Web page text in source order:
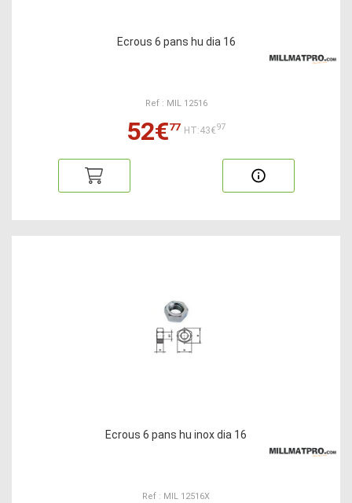
Ecrous 6 pans hu dia 16
Ref : MIL 12516
52€77 HT:43€97
Ecrous 6 pans hu inox dia 16
Ref : MIL 12516X